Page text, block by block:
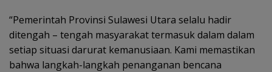
“Pemerintah Provinsi Sulawesi Utara selalu hadir
ditengah – tengah masyarakat termasuk dalam dalam
setiap situasi darurat kemanusiaan. Kami memastikan
bahwa langkah-langkah penanganan bencana